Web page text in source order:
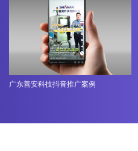
广东善安科技抖音推广案例